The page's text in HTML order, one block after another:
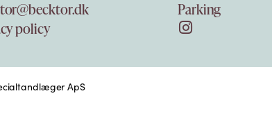
policy
Parking
ApS